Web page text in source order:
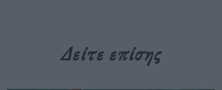
Δείτε επίσης